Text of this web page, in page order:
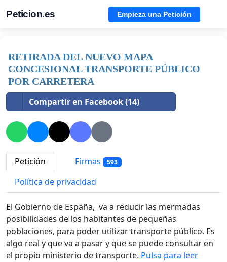
Peticion.es Empieza una Petición
RETIRADA DEL NUEVO MAPA
CONCESIONAL TRANSPORTE PÚBLICO
POR CARRETERA
Compartir en Facebook (14)
Petición Firmas 593
Política de privacidad
El Gobierno de España, va a reducir las mermadas
posibilidades de los habitantes de pequeñas
poblaciones, para poder utilizar transporte público. Es
algo real y que va a pasar y que se puede consultar en
el propio ministerio de transporte. Pulsa para leer